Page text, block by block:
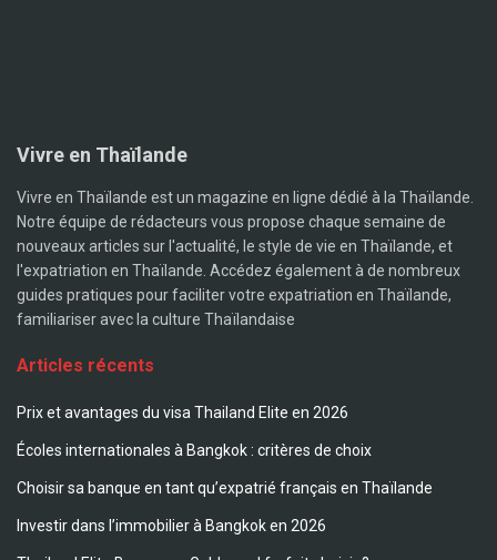
Vivre en Thaïlande
Vivre en Thaïlande est un magazine en ligne dédié à la Thaïlande.
Notre équipe de rédacteurs vous propose chaque semaine de
nouveaux articles sur l'actualité, le style de vie en Thaïlande, et
l'expatriation en Thaïlande. Accédez également à de nombreux
guides pratiques pour faciliter votre expatriation en Thaïlande,
familiariser avec la culture Thaïlandaise
Articles récents
Prix et avantages du visa Thailand Elite en 2026
Écoles internationales à Bangkok : critères de choix
Choisir sa banque en tant qu’expatrié français en Thaïlande
Investir dans l’immobilier à Bangkok en 2026